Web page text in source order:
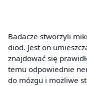
Badacze stworzyli
diod. Jest on
znajdować się
temu odpowiednie
do mózgu i możliwe